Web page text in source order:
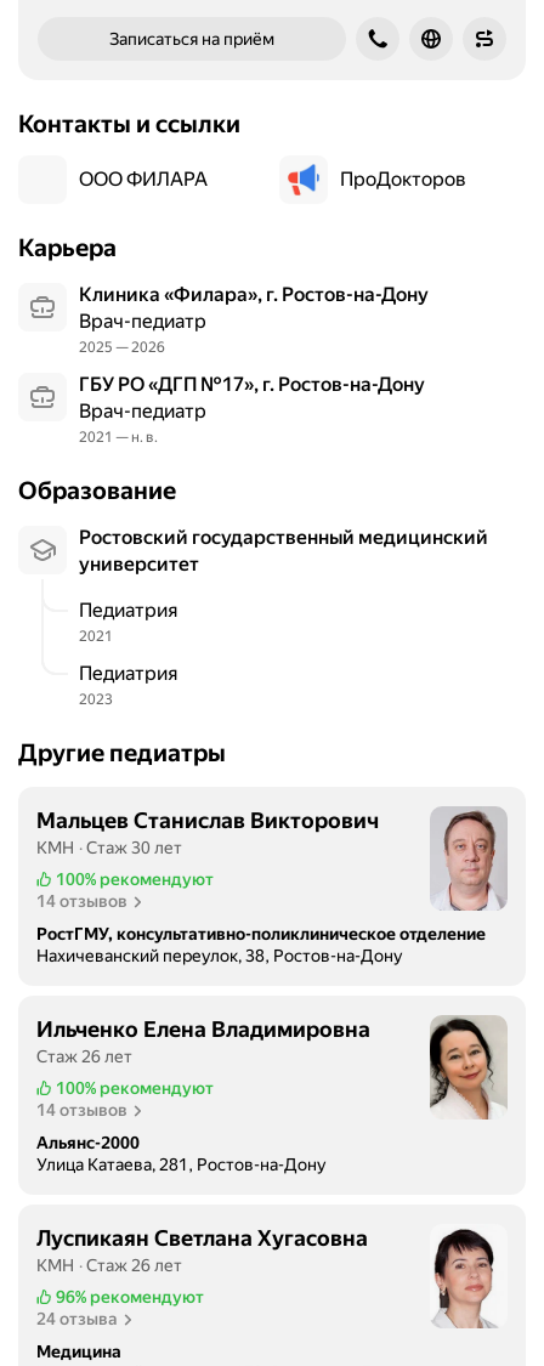
Записаться на приём
Контакты и ссылки
ООО ФИЛАРА ПроДокторов
Карьера
Клиника «Филара», г. Ростов-на-Дону
Врач-педиатр
2025 — 2026
ГБУ РО «ДГП №17», г. Ростов-на-Дону
Врач-педиатр
2021 — н. в.
Образование
Ростовский государственный медицинский
университет
Педиатрия
2021
Педиатрия
2023
Другие педиатры
Мальцев Станислав Викторович
КМН
Стаж 30 лет
100% рекомендуют
14 отзывов
РостГМУ, консультативно-поликлиническое отделение
Нахичеванский переулок, 38, Ростов-на-Дону
Ильченко Елена Владимировна
Стаж 26 лет
100% рекомендуют
14 отзывов
Альянс-2000
Улица Катаева, 281, Ростов-на-Дону
Луспикаян Светлана Хугасовна
КМН
Стаж 26 лет
96% рекомендуют
24 отзыва
Медицина